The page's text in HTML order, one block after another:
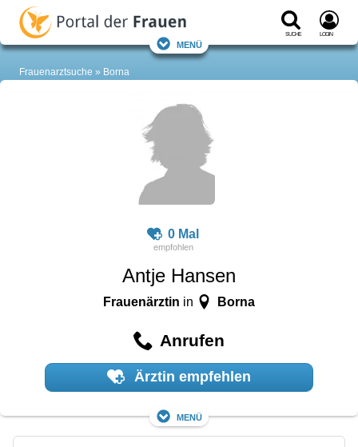
Suche Login
Menü
Frauenarztsuche Borna
0 Mal
Antje Hansen
Frauenärztin in Borna
Anrufen
Ärztin empfehlen
Menü